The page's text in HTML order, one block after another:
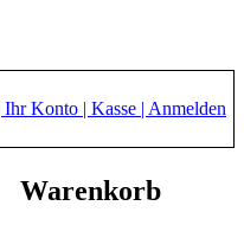
Ihr Konto | Kasse | Anmelden
Warenkorb